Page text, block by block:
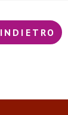
INDIETRO